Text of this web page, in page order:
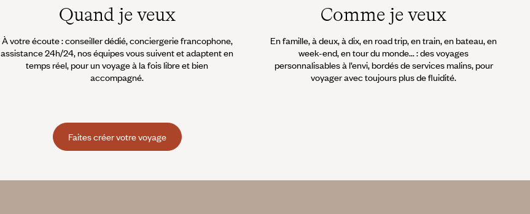
Quand je veux
À votre écoute : conseiller dédié, conciergerie francophone,
assistance 24h/24, nos équipes vous suivent et adaptent en
temps réel, pour un voyage à la fois libre et bien
accompagné.
Comme je veux
En famille, à deux, à dix, en road trip, en train, en bateau, en
week-end, en tour du monde... : des voyages
personnalisables à l’envi, bordés de services malins, pour
voyager avec toujours plus de fluidité.
Faites créer votre voyage